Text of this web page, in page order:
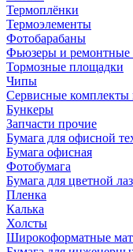
Термоплёнки
Термоэлементы
Фотобарабаны
Фьюзеры и ремонтные
Тормозные площадки
Чипы
Сервисные комплекты
Бункеры
Запчасти прочие
Бумага для офисной
Бумага офисная
Фотобумага
Бумага для цветной
Пленка
Калька
Холсты
Широкоформатные